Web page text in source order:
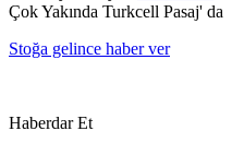
Çok Yakında Turkcell Pasaj' da
Stoğa gelince haber ver
Haberdar Et